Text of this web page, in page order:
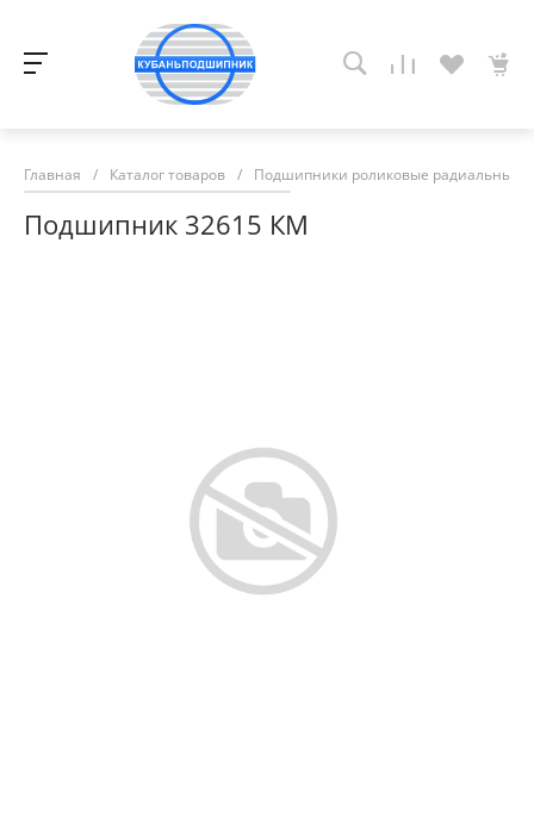
Главная / Каталог товаров / Подшипники роликовые радиальные
Подшипник 32615 КМ